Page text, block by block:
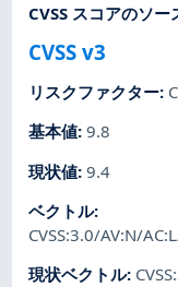
CVSS スコアのソー
CVSS v3
リスクファクター:
基本値:9.8
現状値:9.4
ベクトル:
CVSS:3.0/AV:N/
現状ベクトル: